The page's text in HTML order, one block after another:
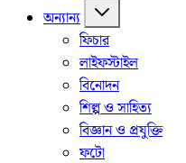
অন্যান্য
ফিচার
লাইফস্টাইল
বিনোদন
শিল্প ও সাহিত্য
বিজ্ঞান ও প্রযুক্তি
ফটো